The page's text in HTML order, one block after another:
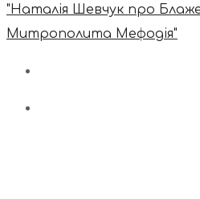
"Наталія Шевчук про
Митрополита Мефодія"